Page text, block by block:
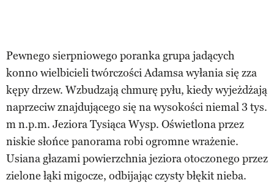
Pewnego sierpniowego poranka grupa jadących
konno wielbicieli twórczości Adamsa wyłania się zza
kępy drzew. Wzbudzają chmurę pyłu, kiedy wyjeżdżają
naprzeciw znajdującego się na wysokości niemal 3 tys.
m n.p.m. Jeziora Tysiąca Wysp. Oświetlona przez
niskie słońce panorama robi ogromne wrażenie.
Usiana głazami powierzchnia jeziora otoczonego przez
zielone łąki migocze, odbijając czysty błękit nieba.